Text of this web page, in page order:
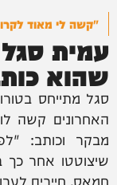
"קשה לי מאוד
עמית
שהוא
סגל מתייחס
האחרונים קשה
מבקר וכותב:
שיצוטטו אחר
חמאס, חייבים